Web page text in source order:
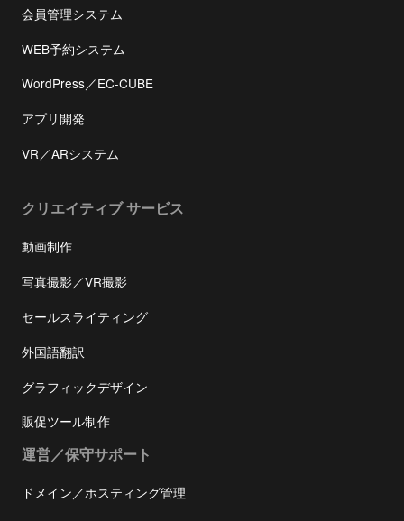
会員管理システム
WEB予約システム
WordPress／EC-CUBE
アプリ開発
VR／ARシステム
クリエイティブ サービス
動画制作
写真撮影／VR撮影
セールスライティング
外国語翻訳
グラフィックデザイン
販促ツール制作
運営／保守サポート
ドメイン／ホスティング管理